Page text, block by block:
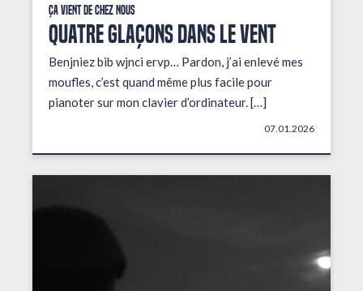
Ça vient de chez nous
QUATRE GLAÇONS DANS LE VENT
Benjniez bib wjnci ervp… Pardon, j’ai enlevé mes
moufles, c’est quand même plus facile pour
pianoter sur mon clavier d’ordinateur. […]
07.01.2026